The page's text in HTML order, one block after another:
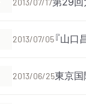
2013/07/17
2013/07/05『山
2013/06/25東京